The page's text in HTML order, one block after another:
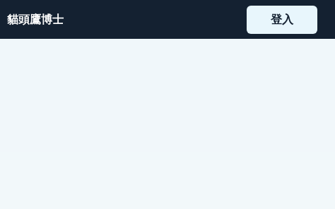
貓頭鷹博士 登入